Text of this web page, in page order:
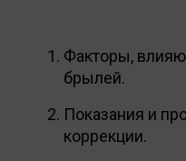
Факторы,
брылей.
Показания и
коррекции.